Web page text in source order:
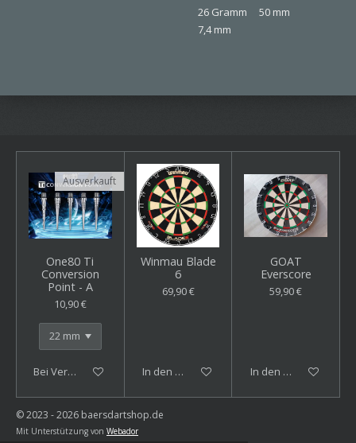
26 Gramm 50 mm
7,4 mm
Ausverkauft
One80 Ti
Conversion
Point - A
10,90 €
Bei Verfügbarkeit benachrichtigen
Winmau Blade
6
69,90 €
In den Warenkorb
GOAT
Everscore
59,90 €
In den Warenkorb
© 2023 - 2026 baersdartshop.de
Mit Unterstützung von Webador